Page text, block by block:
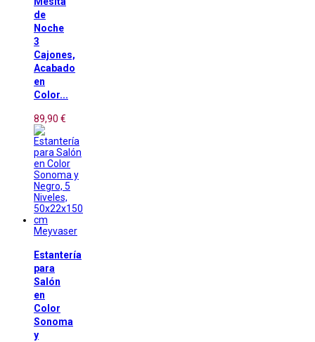
de
Noche
3
Cajones,
Acabado
en
Color...
89,90 €
Meyvaser
Estantería
para
Salón
en
Color
Sonoma
y